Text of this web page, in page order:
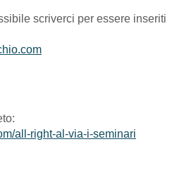
scriverci per essere inseriti
all-right-al-via-i-seminari